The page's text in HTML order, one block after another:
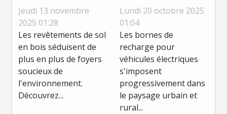
revêtements de
sol en bois
Jeudi 13 novembre
2025 01:28
Les revêtements de sol
en bois séduisent de
plus en plus de foyers
soucieux de
l'environnement.
Découvrez...
recharge
électrique
transforment-
elles votre
quotidien ?
Lundi 20 octobre 2025
01:04
Les bornes de
recharge pour
véhicules électriques
s'imposent
progressivement dans
le paysage urbain et
rural...